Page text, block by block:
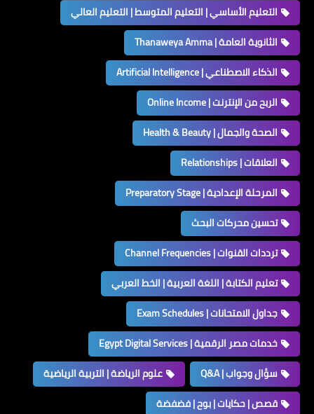
التعليم الأساسي | التعليم المتوسط | التعليم العالي
الثانوية العامة | Thanaweya Amma
الذكاء الاصطناعي | Artificial Intelligence
الربح من الإنترنت | Online Income
الصحة والجمال | Health & Beauty
العلاقات | Relationships
المرحلة الإعدادية | Preparatory Stage
تحسين محركات البحث
ترددات القنوات | Channel Frequencies
تعليم الكتابة | اللغة العربية | الخط العربي
جداول الامتحانات | Exam Schedules
خدمات مصر الرقمية | Egypt Digital Services
سؤال وجواب | Q&A
علوم الرياضة | التربية الرياضية
قصص | حكايات | بوح | فضفضة